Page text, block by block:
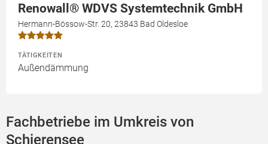
Renowall® WDVS Systemtechnik GmbH
Hermann-Bössow-Str. 20, 23843 Bad Oldesloe
TÄTIGKEITEN
Außendämmung
Fachbetriebe im Umkreis von
Schierensee